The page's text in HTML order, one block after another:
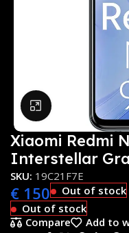
Click to enlarge
Xiaomi Redmi
Interstellar
SKU: 19C21F7E
€ 150
Out of stock
Out of stock
Compare
Add to